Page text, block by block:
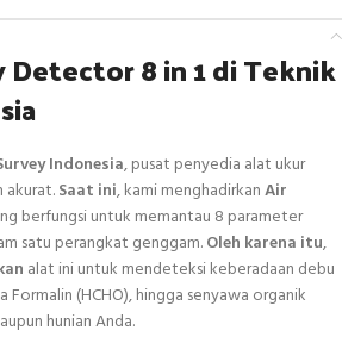
Detector 8 in 1 di Teknik
Indonesia, pusat penyedia alat ukur
akurat.Saat ini, kami menghadirkanAir
berfungsi untuk memantau 8 parameter
satu perangkat genggam.Oleh karena itu,
alat ini untuk mendeteksi keberadaan debu
Formalin (HCHO), hingga senyawa organik
hunian Anda.